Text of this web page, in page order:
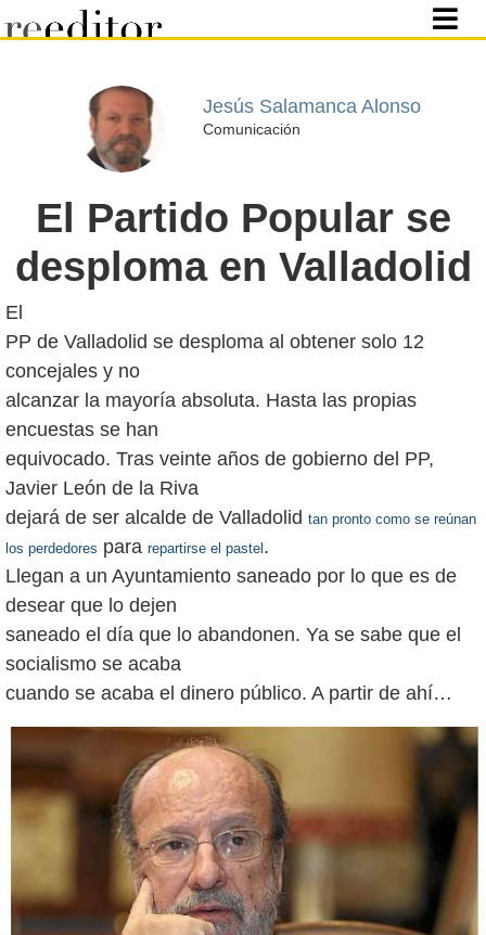
Jesús Salamanca Alonso
Comunicación
El Partido Popular se
desploma en Valladolid
El
PP de Valladolid se desploma al obtener solo 12
concejales y no
alcanzar la mayoría absoluta. Hasta las propias
encuestas se han
equivocado. Tras veinte años de gobierno del PP,
Javier León de la Riva
dejará de ser alcalde de Valladolid tan pronto como se reúnan
los perdedores para repartirse el pastel .
Llegan a un Ayuntamiento saneado por lo que es de
desear que lo dejen
saneado el día que lo abandonen. Ya se sabe que el
socialismo se acaba